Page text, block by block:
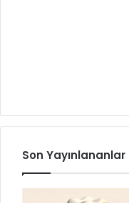
Son Yayınlananlar